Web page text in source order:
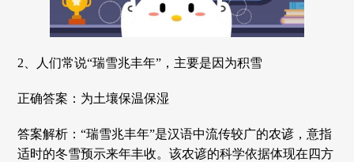
2、人们常说“瑞雪兆丰年”，主要是因为积雪
正确答案：为土壤保温保湿
答案解析：“瑞雪兆丰年”是汉语中流传较广的农谚，意指
适时的冬雪预示来年丰收。该农谚的科学依据体现在四方